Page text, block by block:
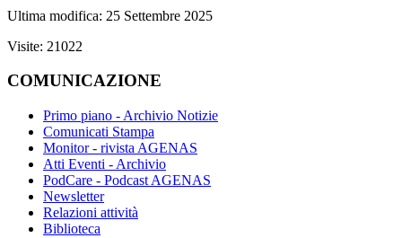
Ultima modifica: 25 Settembre 2025
Visite: 21022
COMUNICAZIONE
Primo piano - Archivio Notizie
Comunicati Stampa
Monitor - rivista AGENAS
Atti Eventi - Archivio
PodCare - Podcast AGENAS
Newsletter
Relazioni attività
Biblioteca